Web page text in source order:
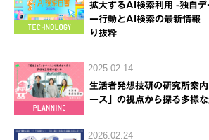
拡大するAI検索利用 -独自
ー行動とAI検索の最新情
り抜粋
2025.02.14
生活者発想技研の研究所案
ース」の視点から探る多様
2026.02.24